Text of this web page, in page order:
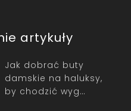
artykuły
Jak dobrać buty
damskie na haluksy,
by chodzić wyg…